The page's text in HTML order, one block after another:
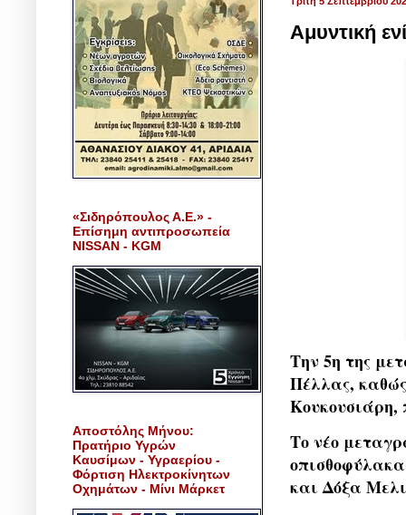
Αμυντική
Την 5η της
Πέλλας,
Κουκουσιάρη,
Το νέο
και Δόξα
«Σιδηρόπουλος Α.Ε.» -
Επίσημη αντιπροσωπεία
NISSAN - KGM
Αποστόλης Μήνου:
Πρατήριο Υγρών
Καυσίμων - Υγραερίου -
Φόρτιση Ηλεκτροκίνητων
Οχημάτων - Μίνι Μάρκετ